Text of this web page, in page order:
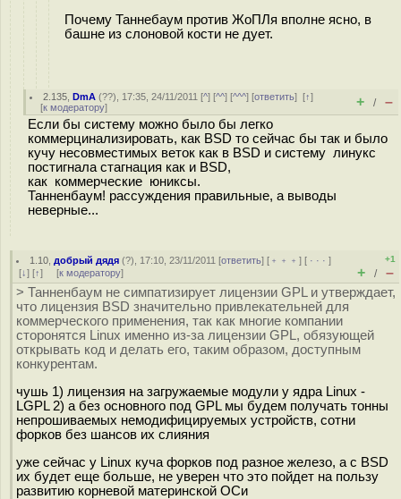
Почему Таннебаум против ЖоПЛя вполне ясно, в
башне из слоновой кости не дует.
2.135 ,DmA (??), 17:35, 24/11/2011 [^] [^^] [^^^] [ответить][↑]
[к модератору] + / –
Если бы систему можно было бы легко
коммерцинализировать, как BSD то сейчас бы так и было
кучу несовместимых веток как в BSD и систему линукс
постигнала стагнация как и BSD,
как коммерческие юниксы.
Танненбаум! рассуждения правильные, а выводы
неверные...
1.10 добрый дядя (?), 17:10, 23/11/2011 [ответить] [ ﹢﹢﹢] [ · · ·]
[↓] [↑] [к модератору]
+1
+ / –
> Танненбаум не симпатизирует лицензии GPL и утверждает,
что лицензия BSD значительно привлекательней для
коммерческого применения, так как многие компании
сторонятся Linux именно из-за лицензии GPL, обязующей
открывать код и делать его, таким образом, доступным
конкурентам.
чушь 1) лицензия на загружаемые модули у ядра Linux -
LGPL 2) а без основного под GPL мы будем получать тонны
непрошиваемых немодифицируемых устройств, сотни
форков без шансов их слияния
уже сейчас у Linux куча форков под разное железо, а с BSD
их будет еще больше, не уверен что это пойдет на пользу
развитию корневой материнской ОСи